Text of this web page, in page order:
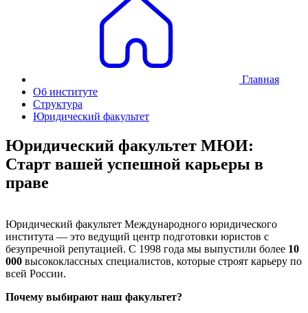
Главная
Об институте
Структура
Юридический факультет
Юридический факультет МЮИ:
Старт вашей успешной карьеры в
праве
Юридический факультет Международного юридического
института — это ведущий центр подготовки юристов с
безупречной репутацией. С 1998 года мы выпустили более 10
000 высококлассных специалистов, которые строят карьеру по
всей России.
Почему выбирают наш факультет?